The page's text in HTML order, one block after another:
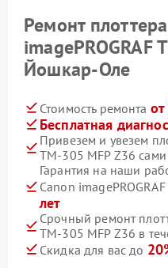
Ремонт
imagePROGRAF
Йошкар-Оле
Стоимость ремонта
Бесплатная
Привезем и увезем
TM-305 MFP Z36 сами
Гарантия на наши
Canon
лет
Срочный ремонт
TM-305 MFP Z36 в
Скидка для вас до